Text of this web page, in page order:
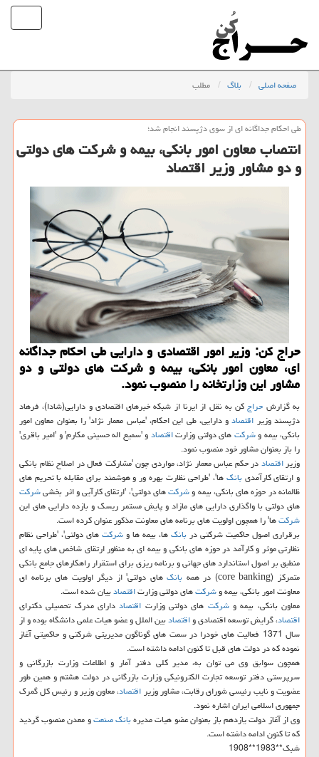
صفحه اصلی بلاگ مطلب
طی احكام جداگانه ای از سوی دژپسند انجام شد؛
انتصاب معاون امور بانكی، بیمه و شركت های دولتی
و دو مشاور وزیر اقتصاد
حراج كن: وزیر امور اقتصادی و دارایی طی احكام جداگانه
ای، معاون امور بانكی، بیمه و شركت های دولتی و دو
مشاور این وزارتخانه را منصوب نمود.
به گزارش حراجكن به نقل از ایرنا از شبكه خبرهای اقتصادی و دارایی(شادا)، فرهاد
دژپسند وزیر اقتصادو دارایی، طی این احكام، 'عباس معمار نژاد' را بعنوان معاون امور
بانكی، بیمه وشركتهای دولتی وزارتاقتصادو 'سمیع اله حسینی مكارم' و 'امیر باقری'
را باز بعنوان مشاور خود منصوب نمود.
وزیراقتصاددر حكم عباس معمار نژاد، مواردی چون 'مشاركت فعال در اصلاح نظام بانكی
و ارتقای كارآمدیبانكها'، 'طراحی نظارت بهره ور و هوشمند برای مقابله با تحریم های
ظالمانه در حوزه های بانكی، بیمه وشركتهای دولتی'، 'ارتقای كارآیی و اثر بخشیشركت
های دولتی با واگذاری دارایی های مازاد و پایش مستمر ریسك و بازده دارایی های این
شركتها' را همچون اولویت های برنامه های معاونت مذكور عنوان كرده است.
برقراری اصول حاكمیت شركتی دربانكها، بیمه ها وشركتهای دولتی'، 'طراحی نظام
نظارتی موثر و كارآمد در حوزه های بانكی و بیمه ای به منظور ارتقای شاخص های پایه ای
منطبق بر اصول استاندارد های جهانی و برنامه ریزی برای استقرار راهكارهای جامع بانكی
متمركز (core banking) در همه
بانكهای دولتی' از دیگر اولویت های برنامه ای
معاونت امور بانكی، بیمه وشركتهای دولتی وزارتاقتصادبیان شده است.
معاون بانكی، بیمه وشركت های دولتی وزارت اقتصاددارای مدرك تحصیلی دكترای
اقتصاد، گرایش توسعه اقتصادی واقتصادبین الملل و عضو هیات علمی دانشگاه بوده و از
سال 1371 فعالیت های خودرا در سمت های گوناگون مدیریتی شركتی و حاكمیتی آغاز
نموده كه در دولت های قبل تا كنون ادامه داشته است.
همچون سوابق وی می توان به، مدیر كلی دفتر آمار و اطلاعات وزارت بازرگانی و
سرپرستی دفتر توسعه تجارت الكترونیكی وزارت بازرگانی در دولت هشتم و همین طور
عضویت و نایب رئیسی شورای رقابت، مشاور وزیراقتصاد، معاون وزیر و رئیس كل گمرك
جمهوری اسلامی ایران اشاره نمود.
وی از آغاز دولت یازدهم باز بعنوان عضو هیات مدیرهبانكصنعتو معدن منصوب گردید
كه تا كنون ادامه داشته است.
شبك**1983**1908